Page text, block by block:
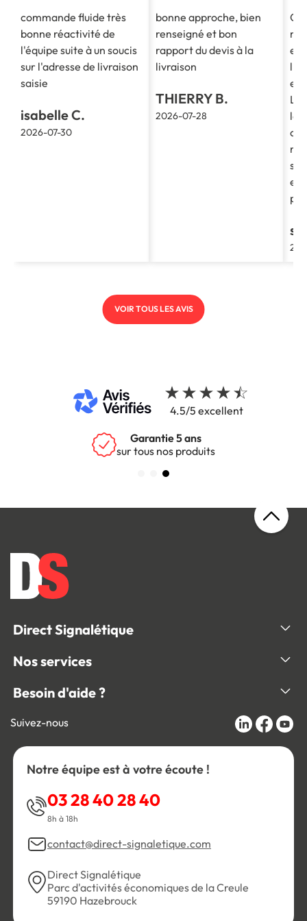
commande fluide très
bonne réactivité de
l'équipe suite à un soucis
sur l'adresse de livraison
saisie
isabelle C.
2026-07-30
bonne approche, bien
renseigné et bon
rapport du devis à la
livraison
THIERRY B.
2026-07-28
est
et
La
le
et
VOIR TOUS LES AVIS
4.5/5 excellent
Garantie 5 ans
sur tous nos produits
Direct Signalétique
Nos services
Besoin d'aide ?
Suivez-nous
Notre équipe est à votre écoute !
03 28 40 28 40
8h à 18h
contact@direct-signaletique.com
Direct Signalétique
Parc d'activités économiques de la Creule
59190 Hazebrouck